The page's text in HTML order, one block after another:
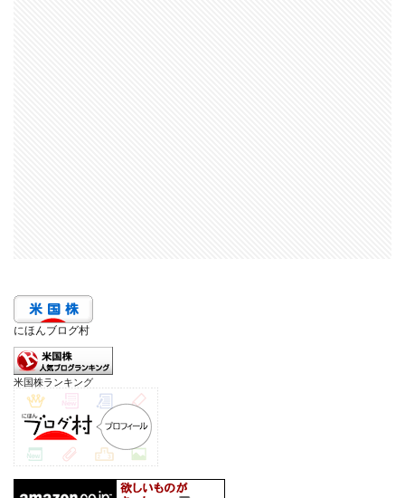
にほんブログ村
米国株ランキング